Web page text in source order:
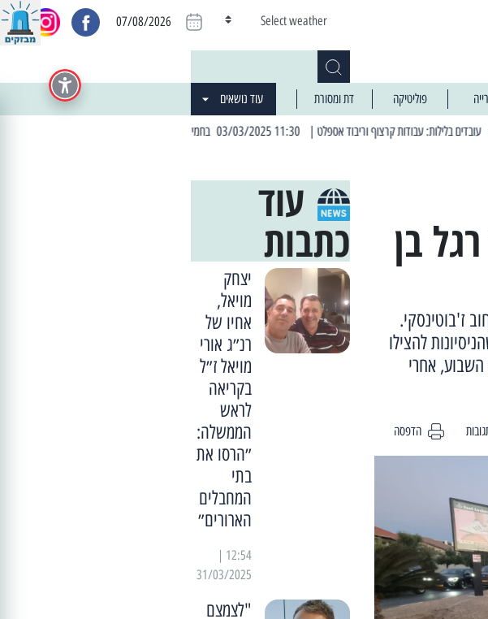
Select weather
07/08/2026
פוליטיקה דת ומסורת עוד נושאים
| 11:30 03/03/2025 בחמישי הקרוב: הרחובות בהם תהיה הפסקת חשמל יזומה
בן
שנפגע בתאונה ברחוב ז'בוטינסקי.
להצילו
השבוע, אחרי
הדפסה
עוד
כתבות
יצחק
מויאל,
אחיו של
רנ״ג אורי
מויאל ז״ל
בקריאה
לראש
הממשלה:
״הרסו את
בתי
המחבלים
הארורים״
31/03/2025
"לצמצם